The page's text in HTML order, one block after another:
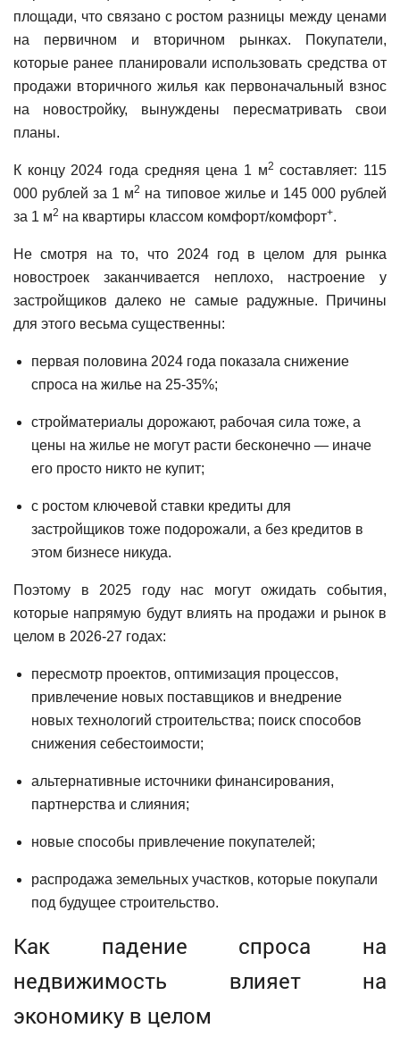
площади, что связано с ростом разницы между ценами
на первичном и вторичном рынках. Покупатели,
которые ранее планировали использовать средства от
продажи вторичного жилья как первоначальный взнос
на новостройку, вынуждены пересматривать свои
планы.
К концу 2024 года средняя цена 1 м2 составляет: 115
000 рублей за 1 м2 на типовое жилье и 145 000 рублей
за 1 м2 на квартиры классом комфорт/комфорт+.
Не смотря на то, что 2024 год в целом для рынка
новостроек заканчивается неплохо, настроение у
застройщиков далеко не самые радужные. Причины
для этого весьма существенны:
первая половина 2024 года показала снижение
спроса на жилье на 25-35%;
стройматериалы дорожают, рабочая сила тоже, а
цены на жилье не могут расти бесконечно — иначе
его просто никто не купит;
с ростом ключевой ставки кредиты для
застройщиков тоже подорожали, а без кредитов в
этом бизнесе никуда.
Поэтому в 2025 году нас могут ожидать события,
которые напрямую будут влиять на продажи и рынок в
целом в 2026-27 годах:
пересмотр проектов, оптимизация процессов,
привлечение новых поставщиков и внедрение
новых технологий строительства; поиск способов
снижения себестоимости;
альтернативные источники финансирования,
партнерства и слияния;
новые способы привлечение покупателей;
распродажа земельных участков, которые покупали
под будущее строительство.
Как падение спроса на
недвижимость влияет на
экономику в целом